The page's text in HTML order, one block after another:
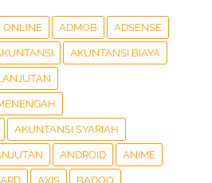
ONLINE ADMOB ADSENSE
AKUNTANSI BIAYA
AKUNTANSI SYARIAH
ANDROID ANIME
ARD AXIS BADOO